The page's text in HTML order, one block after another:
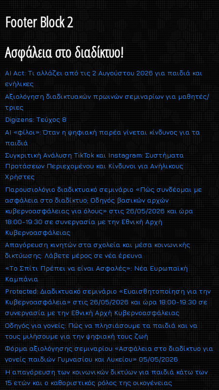
Footer Block 2
Ασφάλεια στο διαδίκτυο!
AI Act: Τι αλλάζει από τις 2 Αυγούστου 2026 για παιδιά και
ενήλικες
Αξιολόγηση διαδικτυακών πρωινών σεμιναρίων για μαθητές/
τριες
Digizens: Τεύχος 8
AI «φίλοι»: Όταν η ψηφιακή παρέα γίνεται κίνδυνος για τα
παιδιά
Συγκριτική Ανάλυση TikTok και Instagram: Συστήματα
Προτάσεων Περιεχομένου και Κίνδυνοι για Ανήλικους
Χρήστες
Παρουσιολόγιο διαδικτυακό σεμινάριο «Πώς συνδέομαι με
ασφάλεια στο διαδίκτυο; Οδηγός βασικών αρχών
κυβερνοασφάλειας για όλους» στις 26/05/2026 και ώρα
18:00-19:30 σε συνεργασία με την Εθνική Αρχή
Κυβερνοασφάλειας
Απαγόρευση κινητών στα σχολεία και μέσα κοινωνικής
δικτύωσης: Λάβετε μέρος σε νέα έρευνα
«Το Σπίτι Πρέπει να είναι Ασφαλές»: Νέα Ευρωπαϊκή
Καμπάνια
Protected: Διαδικτυακό σεμινάριο «Ευαισθητοποίηση για την
Κυβερνοασφάλεια» στις 26/05/2026 και ώρα 18:00-19:30 σε
συνεργασία με την Εθνική Αρχή Κυβερνοασφάλειας
Οδηγός για γονείς: Πώς να πλησιάσουμε τα παιδιά και να
τους μιλήσουμε για την ψηφιακή τους ζωή
Φόρμα αξιολόγησης σεμιναρίου «Ασφάλεια στο διαδίκτυο για
γονείς παιδιών Γυμνασίου και Λυκείου» 05/05/2026
Η απαγόρευση των κοινωνικών δικτύων για παιδιά κάτω των
15 ετών και ο καθοριστικός ρόλος της οικογένειας